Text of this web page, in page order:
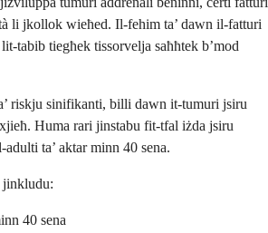
li jkollok wieħed. Il-fehim ta’ dawn il-fatturi
tabib tiegħek tissorvelja saħħtek b’mod
riskju sinifikanti, billi dawn it-tumuri jsiru
Huma rari jinstabu fit-tfal iżda jsiru
ta’ aktar minn 40 sena.
jinkludu:
40 sena